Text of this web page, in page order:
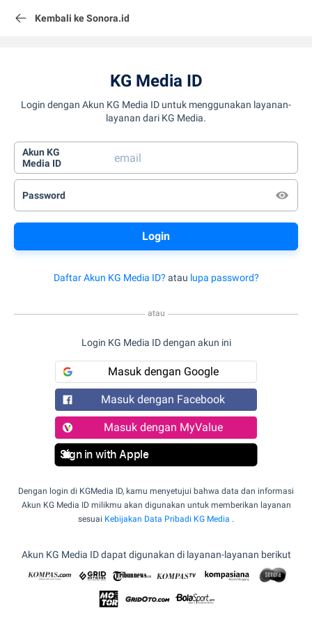
Kembali ke Sonora.id
KG Media ID
Login dengan Akun KG Media ID untuk menggunakan layanan-
layanan dari KG Media.
Akun KG
Media ID
Password
Daftar Akun KG Media ID? atau lupa password?
atau
Login KG Media ID dengan akun ini
Masuk dengan Google
Masuk dengan Facebook
Masuk dengan MyValue
Sign in with Apple
Dengan login di KGMedia ID, kamu menyetujui bahwa data dan informasi
Akun KG Media ID milikmu akan digunakan untuk memberikan layanan
sesuai Kebijakan Data Pribadi KG Media .
Akun KG Media ID dapat digunakan di layanan-layanan berikut